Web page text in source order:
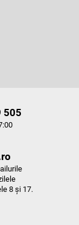
505‬
8 și 17.